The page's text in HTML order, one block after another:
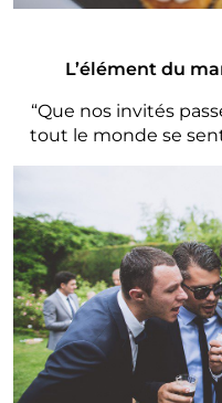
L’élément du
“Que nos invités
tout le monde se